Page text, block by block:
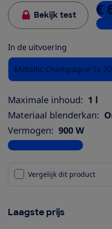
Bekijk test €
1
In de uitvoering
Metallic Champagne 1x
Maximale inhoud: 1 l
Materiaal blenderkan:
Vermogen: 900 W
Bekijk alle specificaties
Vergelijk dit product
Laagste prijs